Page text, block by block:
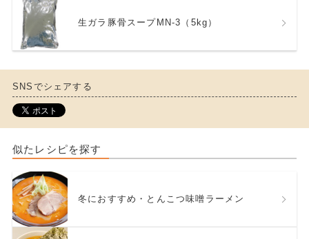
生ガラ豚骨スープMN-3（5kg）
SNSでシェアする
似たレシピを探す
冬におすすめ・とんこつ味噌ラーメン